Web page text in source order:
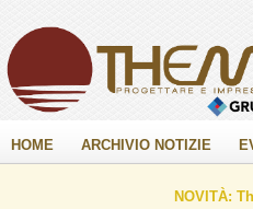
HOME ARCHIVIO NOTIZIE
NOVITÀ: